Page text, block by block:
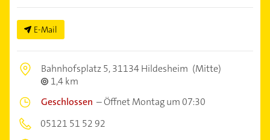
E-Mail
Bahnhofsplatz 5,31134 Hildesheim (Mitte)
1,4 km
Geschlossen –Öffnet Montag um 07:30
05121 51 52 92